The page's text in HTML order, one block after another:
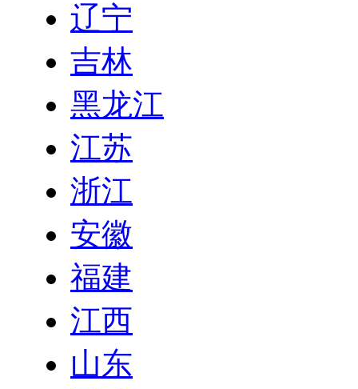
辽宁
吉林
黑龙江
江苏
浙江
安徽
福建
江西
山东